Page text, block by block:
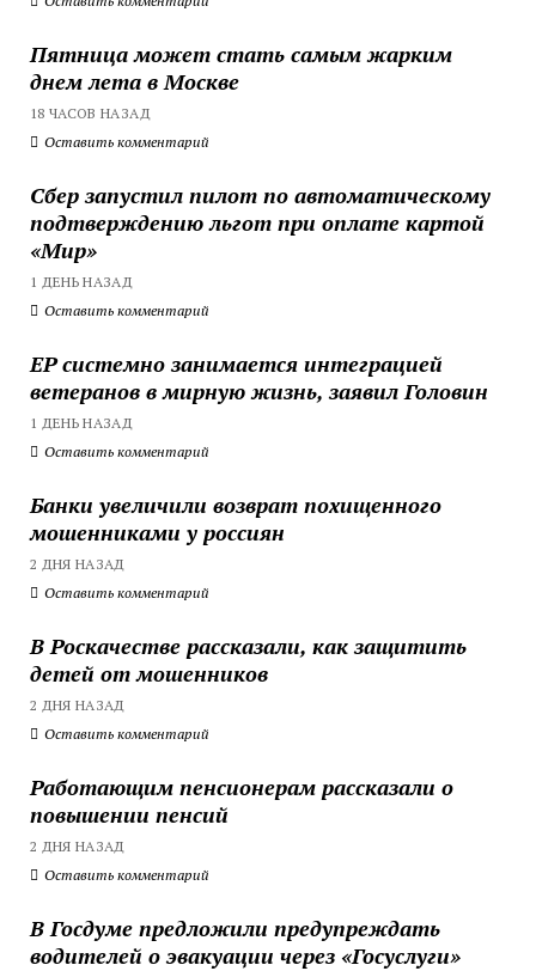
Пятница может стать самым жарким
днем лета в Москве
18 ЧАСОВ НАЗАД
Оставить комментарий
Сбер запустил пилот по автоматическому
подтверждению льгот при оплате картой
«Мир»
1 ДЕНЬ НАЗАД
Оставить комментарий
ЕР системно занимается интеграцией
ветеранов в мирную жизнь, заявил Головин
1 ДЕНЬ НАЗАД
Оставить комментарий
Банки увеличили возврат похищенного
мошенниками у россиян
2 ДНЯ НАЗАД
Оставить комментарий
В Роскачестве рассказали, как защитить
детей от мошенников
2 ДНЯ НАЗАД
Оставить комментарий
Работающим пенсионерам рассказали о
повышении пенсий
2 ДНЯ НАЗАД
Оставить комментарий
В Госдуме предложили предупреждать
водителей о эвакуации через «Госуслуги»